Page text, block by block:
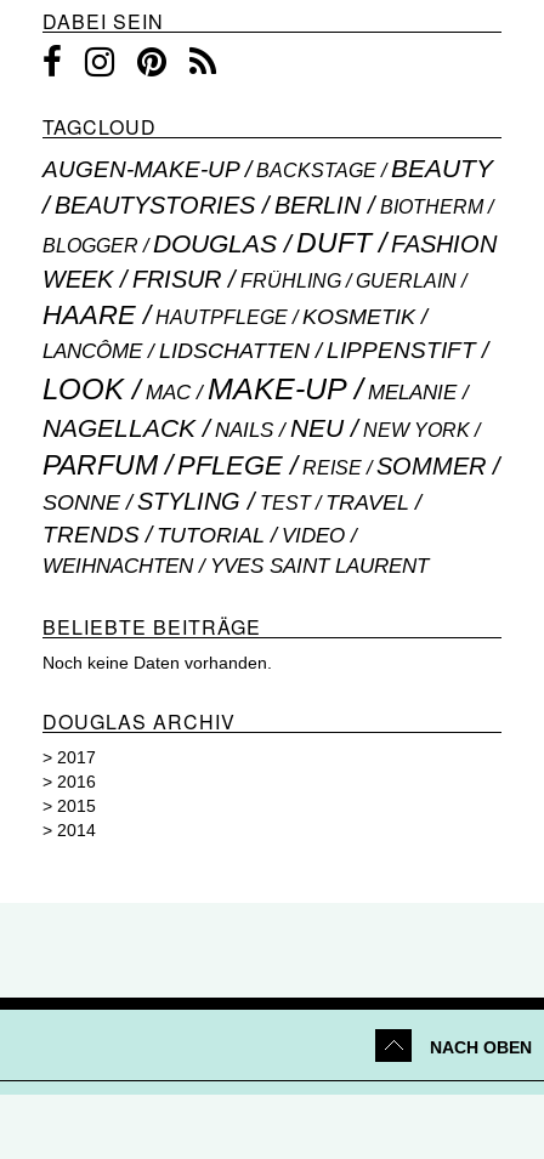
DABEI SEIN
TAGCLOUD
AUGEN-MAKE-UP BACKSTAGE BEAUTY
BEAUTYSTORIES BERLIN
BIOTHERM
BLOGGER
DOUGLAS DUFT
FASHION
WEEK
FRISUR FRÜHLING GUERLAIN
HAARE HAUTPFLEGE
KOSMETIK
LANCÔME
LIDSCHATTEN LIPPENSTIFT
LOOK MAC MAKE-UP MELANIE
NAGELLACK NAILS NEU NEW YORK
PARFUM PFLEGE REISE SOMMER
SONNE STYLING TEST TRAVEL
TRENDS TUTORIAL VIDEO
WEIHNACHTEN YVES SAINT LAURENT
BELIEBTE BEITRÄGE
Noch keine Daten vorhanden.
DOUGLAS ARCHIV
> 2017
> 2016
> 2015
> 2014
NACH OBEN